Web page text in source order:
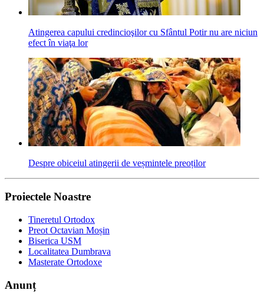
Atingerea capului credincioşilor cu Sfântul Potir nu are niciun
efect în viaţa lor
Despre obiceiul atingerii de veșmintele preoților
Proiectele Noastre
Tineretul Ortodox
Preot Octavian Moșin
Biserica USM
Localitatea Dumbrava
Masterate Ortodoxe
Anunț